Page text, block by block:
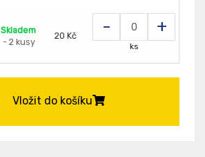
Skladem
- 2 kusy
20 Kč - +
ks
Vložit do košíku